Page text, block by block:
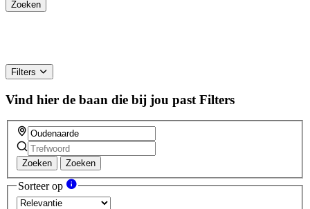
Filters
Vind hier de baan die bij jou past Filters
Zoeken Zoeken
Sorteer op